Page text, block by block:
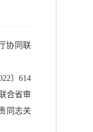
协同联
〕614
合省审
同志关